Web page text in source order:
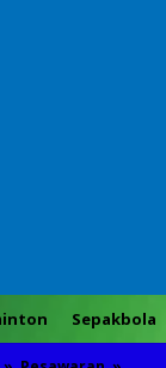
Sepakbola